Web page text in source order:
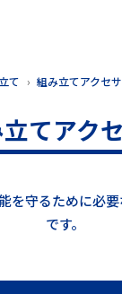
て 組み立てアクセ
てアク
を守るために必
です。